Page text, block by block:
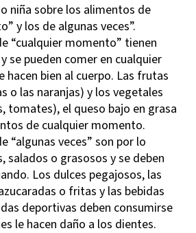
niña sobre los alimentos de
y los de algunas veces”.
“cualquier momento” tienen
se pueden comer en cualquier
bien al cuerpo. Las frutas
o las naranjas) y los vegetales
tomates), el queso bajo en grasa
de cualquier momento.
“algunas veces” son por lo
salados o grasosos y se deben
Los dulces pegajosos, las
o fritas y las bebidas
deportivas deben consumirse
le hacen daño a los dientes.